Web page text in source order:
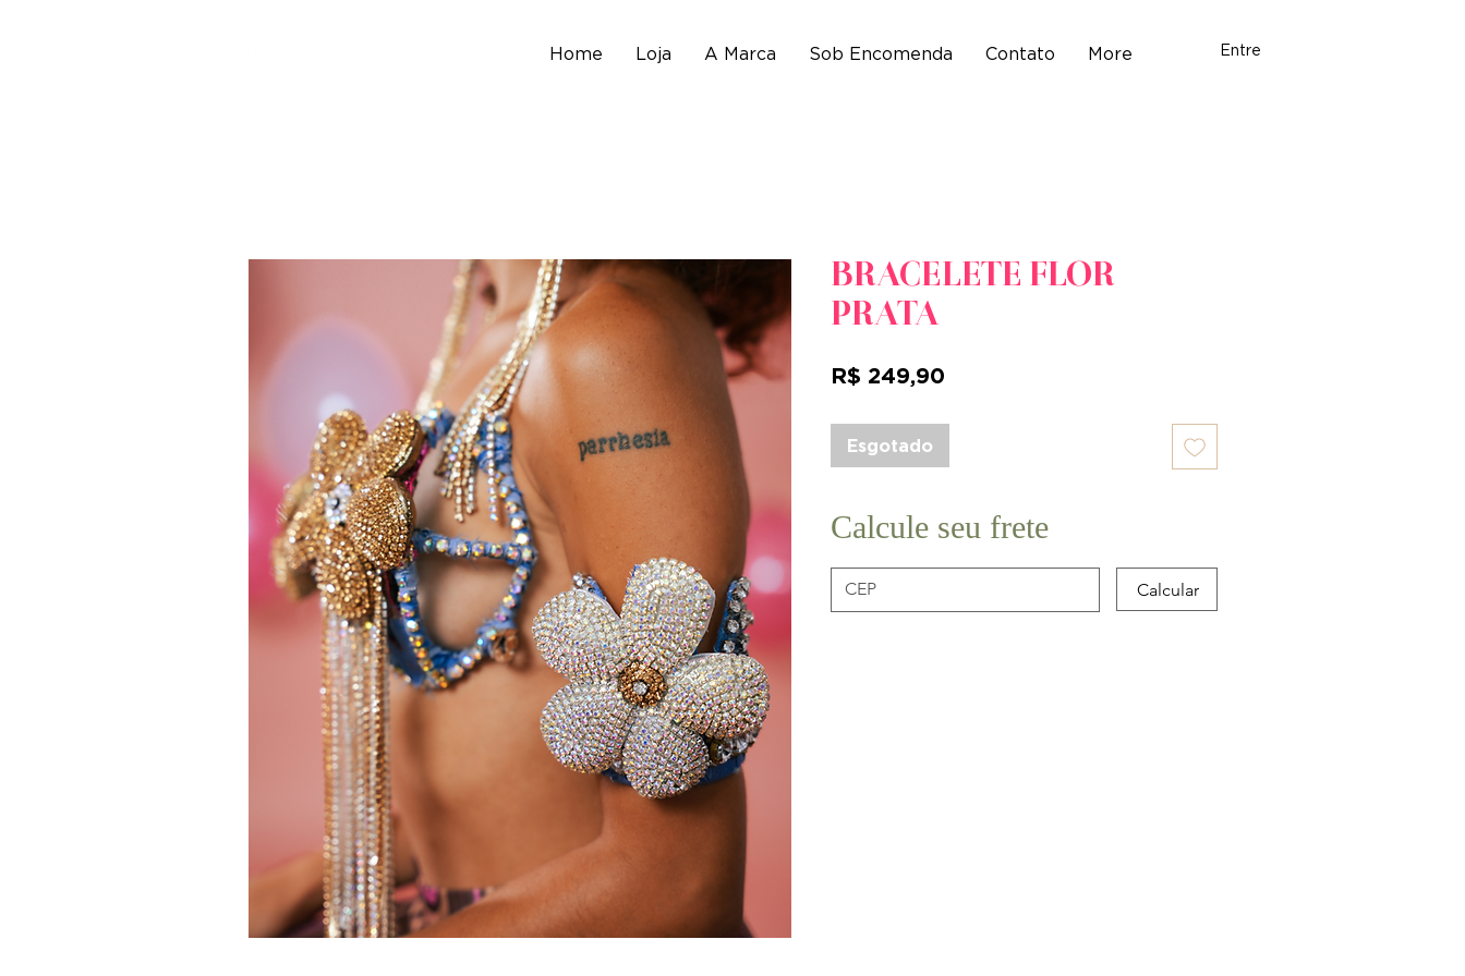
Home Loja A Marca Sob Encomenda Contato More Entre
BRACELETE FLOR
PRATA
R$ 249,90
Esgotado
Calcule seu frete
Calcular